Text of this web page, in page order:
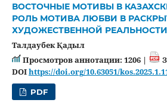
ВОСТОЧНЫЕ МОТИВЫ В
РОЛЬ МОТИВА ЛЮБВИ В
ХУДОЖЕСТВЕННОЙ РЕАЛЬНОСТИ
Талдаубек Қадыл
Просмотров аннотации: 1206 |
DOIhttps://doi.org/10.63051/
PDF